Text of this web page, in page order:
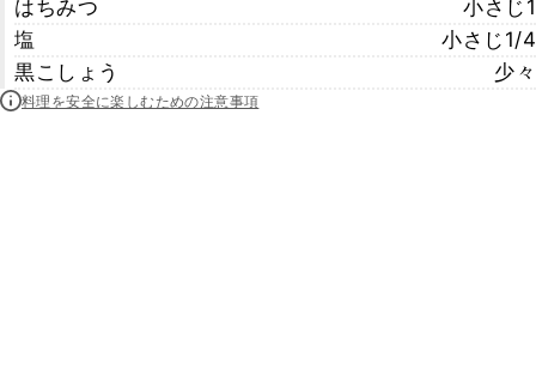
はちみつ
小さじ1
塩
小さじ1/4
黒こしょう
少々
料理を安全に楽しむための注意事項